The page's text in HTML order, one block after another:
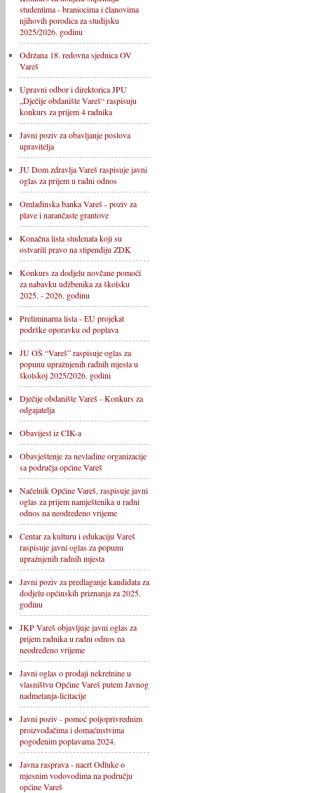
studentima - braniocima i članovima
njihovih porodica za studijsku
2025/2026. godinu
Održana 18. redovna sjednica OV
Vareš
Upravni odbor i direktorica JPU
„Dječije obdanište Vareš“ raspisuju
konkurs za prijem 4 radnika
Javni poziv za obavljanje poslova
upravitelja
JU Dom zdravlja Vareš raspisuje javni
oglas za prijem u radni odnos
Omladinska banka Vareš - poziv za
plave i narančaste grantove
Konačna lista studenata koji su
ostvarili pravo na stipendiju ZDK
Konkurs za dodjelu novčane pomoći
za nabavku udžbenika za školsku
2025. - 2026. godinu
Preliminarna lista - EU projekat
podrške oporavku od poplava
JU OŠ “Vareš” raspisuje oglas za
popunu upražnjenih radnih mjesta u
školskoj 2025/2026. godini
Dječije obdanište Vareš - Konkurs za
odgajatelja
Obavijest iz CIK-a
Obavještenje za nevladine organizacije
sa područja općine Vareš
Načelnik Općine Vareš, raspisuje javni
oglas za prijem namještenika u radni
odnos na neodređeno vrijeme
Centar za kulturu i edukaciju Vareš
raspisuje javni oglas za popunu
upražnjenih radnih mjesta
Javni poziv za predlaganje kandidata za
dodjelu općinskih priznanja za 2025.
godinu
JKP Vareš objavljuje javni oglas za
prijem radnika u radni odnos na
neodređeno vrijeme
Javni oglas o prodaji nekretnine u
vlasništvu Općine Vareš putem Javnog
nadmetanja-licitacije
Javni poziv - pomoć poljoprivrednim
proizvođačima i domaćinstvima
pogođenim poplavama 2024.
Javna rasprava - nacrt Odluke o
mjesnim vodovodima na području
općine Vareš